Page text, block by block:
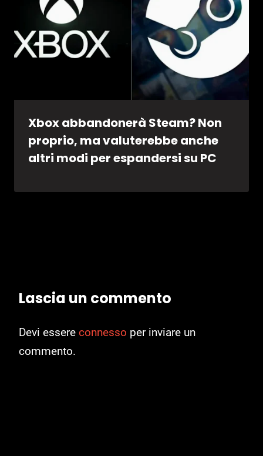
Xbox abbandonerà Steam? Non
proprio, ma valuterebbe anche
altri modi per espandersi su PC
Lascia un commento
Devi essere connesso per inviare un
commento.